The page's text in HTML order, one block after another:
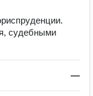
судебными
—